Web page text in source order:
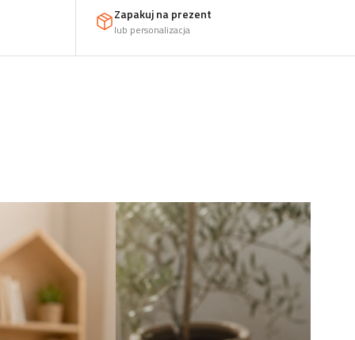
Zapakuj na prezent
lub personalizacja